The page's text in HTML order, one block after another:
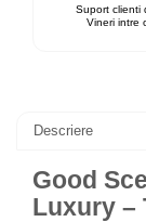
Suport clienti
Vineri intre
Descriere
Good
Luxury –